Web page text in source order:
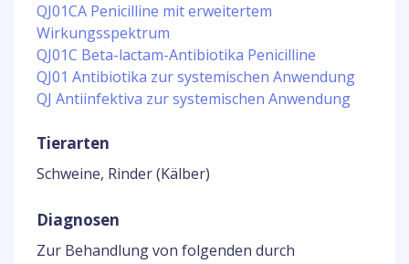
QJ01CA Penicilline mit erweitertem
Wirkungsspektrum
QJ01C Beta-lactam-Antibiotika Penicilline
QJ01 Antibiotika zur systemischen Anwendung
QJ Antiinfektiva zur systemischen Anwendung
Tierarten
Schweine, Rinder (Kälber)
Diagnosen
Zur Behandlung von folgenden durch